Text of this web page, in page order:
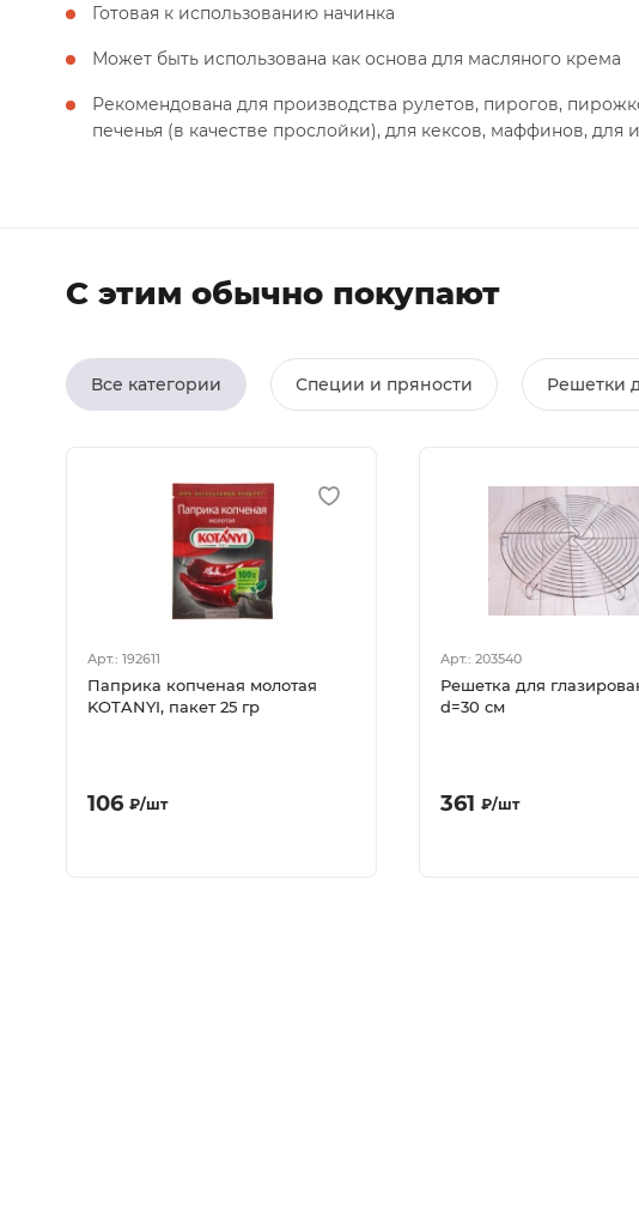
Готовая к использованию начинка
Может быть использована как основа для масляного крема
Рекомендована для производства рулетов, пирогов,
печенья (в качестве прослойки), для кексов, маффинов, для
С этим обычно покупают
Все категории Специи и пряности Решетки
Арт.: 192611
Паприка копченая молотая
KOTANYI, пакет 25 гр
106 ₽/шт
Арт.: 203540
Решетка для
d=30 см
361 ₽/шт